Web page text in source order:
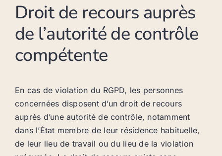
Droit de recours auprès
de l’autorité de contrôle
compétente
En cas de violation du RGPD, les personnes
concernées disposent d’un droit de recours
auprès d’une autorité de contrôle, notamment
dans l’État membre de leur résidence habituelle,
de leur lieu de travail ou du lieu de la violation